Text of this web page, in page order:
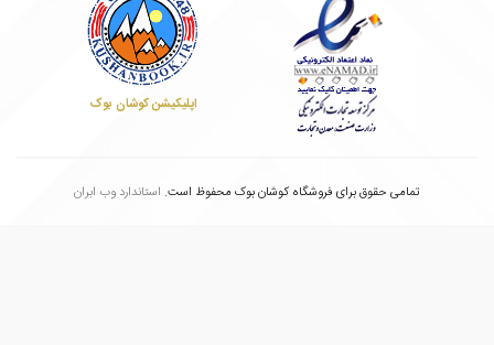
اپلیکیشن کوشان بوک
تمامی حقوق برای فروشگاه کوشان بوک محفوظ است.استاندارد وب ابران